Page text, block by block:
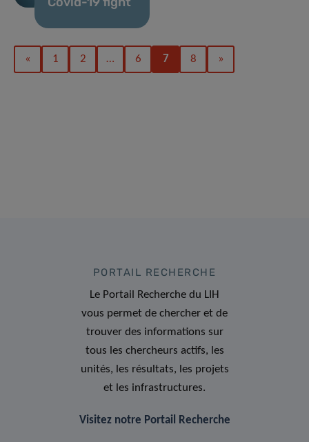
« 1 2 … 6 7 8 »
PORTAIL RECHERCHE
Le Portail Recherche du LIH
vous permet de chercher et de
trouver des informations sur
tous les chercheurs actifs, les
unités, les résultats, les projets
et les infrastructures.
Visitez notre Portail Recherche